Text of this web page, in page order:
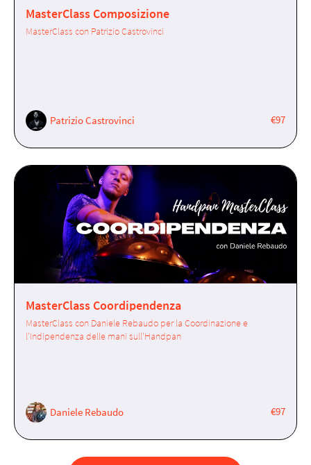
MasterClass Composizione
MasterClass con Patrizio Castrovinci
Patrizio Castrovinci €97
MasterClass Coordipendenza
MasterClass con Daniele Rebaudo per la Coordinazione e
l'Indipendenza delle mani sull'Handpan
Daniele Rebaudo €97